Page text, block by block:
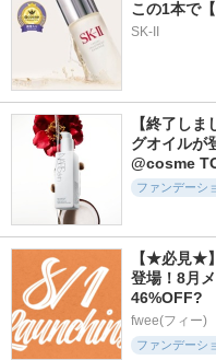
この1本で
SK-II
【終了し
グオイルが
@cosme
ファンデーシ
【★必見★
登場！8月
46%OFF?
fwee(フィー)
ファンデーシ